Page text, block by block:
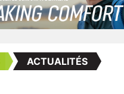
ACTUALITÉS